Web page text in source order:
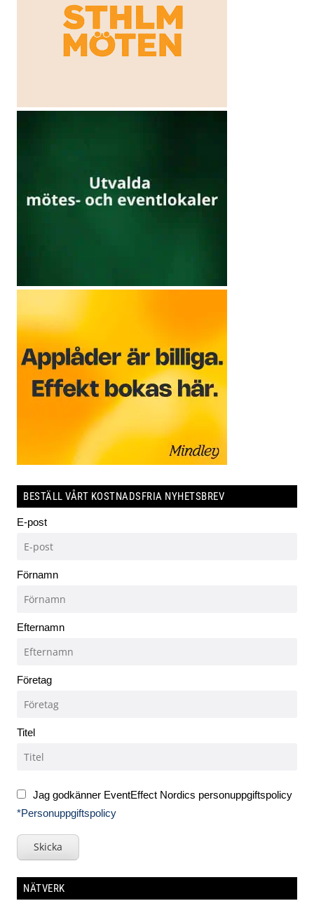
BESTÄLL VÅRT KOSTNADSFRIA NYHETSBREV
E-post
Förnamn
Efternamn
Företag
Titel
Jag godkänner EventEffect Nordics personuppgiftspolicy
*Personuppgiftspolicy
Skicka
NÄTVERK